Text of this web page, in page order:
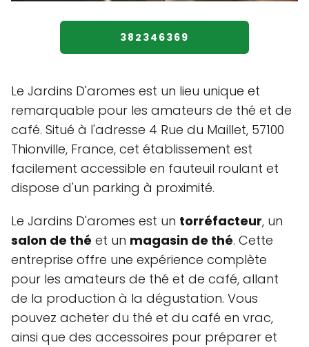
382346369
Le Jardins D'aromes est un lieu unique et
remarquable pour les amateurs de thé et de
café. Situé à l'adresse 4 Rue du Maillet, 57100
Thionville, France, cet établissement est
facilement accessible en fauteuil roulant et
dispose d'un parking à proximité.
Le Jardins D'aromes est un torréfacteur, un
salon de thé et un magasin de thé. Cette
entreprise offre une expérience complète
pour les amateurs de thé et de café, allant
de la production à la dégustation. Vous
pouvez acheter du thé et du café en vrac,
ainsi que des accessoires pour préparer et